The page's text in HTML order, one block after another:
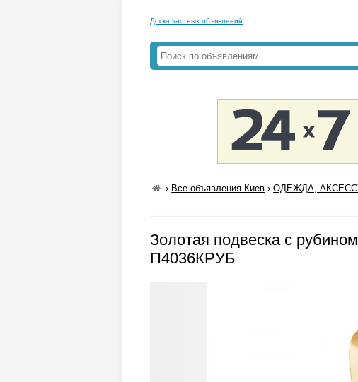
Доска частных объявлений
› Все объявления Киев ›ОДЕЖДА,
Золотая подвеска с
П4036КРУБ